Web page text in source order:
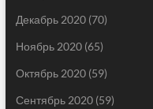
Декабрь 2020(70)
Ноябрь 2020(65)
Октябрь 2020(59)
Сентябрь 2020(59)